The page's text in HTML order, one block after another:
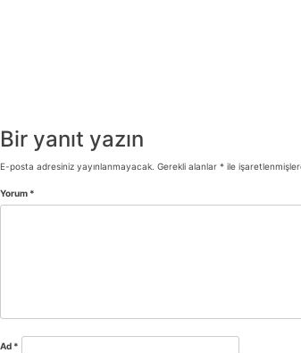
Bir yanıt yazın
E-posta adresiniz yayınlanmayacak. Gerekli alanlar * ile
Yorum *
Ad *